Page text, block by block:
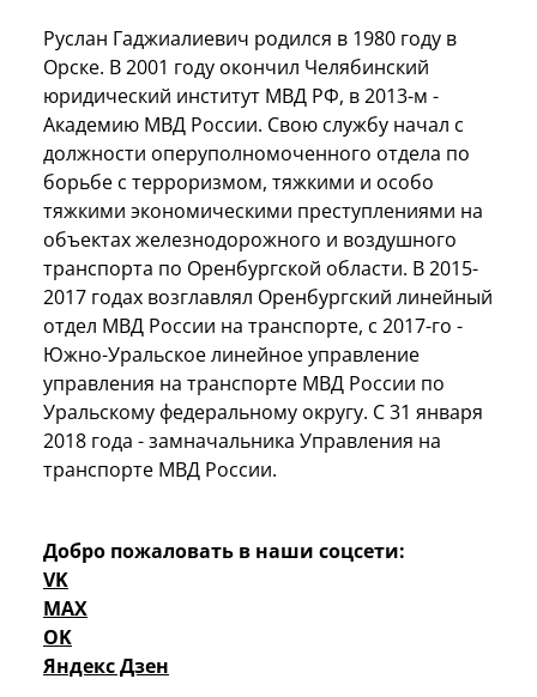
Руслан Гаджиалиевич родился в 1980 году в
Орске. В 2001 году окончил Челябинский
юридический институт МВД РФ, в 2013-м -
Академию МВД России. Свою службу начал с
должности оперуполномоченного отдела по
борьбе с терроризмом, тяжкими и особо
тяжкими экономическими преступлениями на
объектах железнодорожного и воздушного
транспорта по Оренбургской области. В 2015-
2017 годах возглавлял Оренбургский линейный
отдел МВД России на транспорте, с 2017-го -
Южно-Уральское линейное управление
управления на транспорте МВД России по
Уральскому федеральному округу. С 31 января
2018 года - замначальника Управления на
транспорте МВД России.
Добро пожаловать в наши соцсети:
VK
MAX
OK
Яндекс Дзен